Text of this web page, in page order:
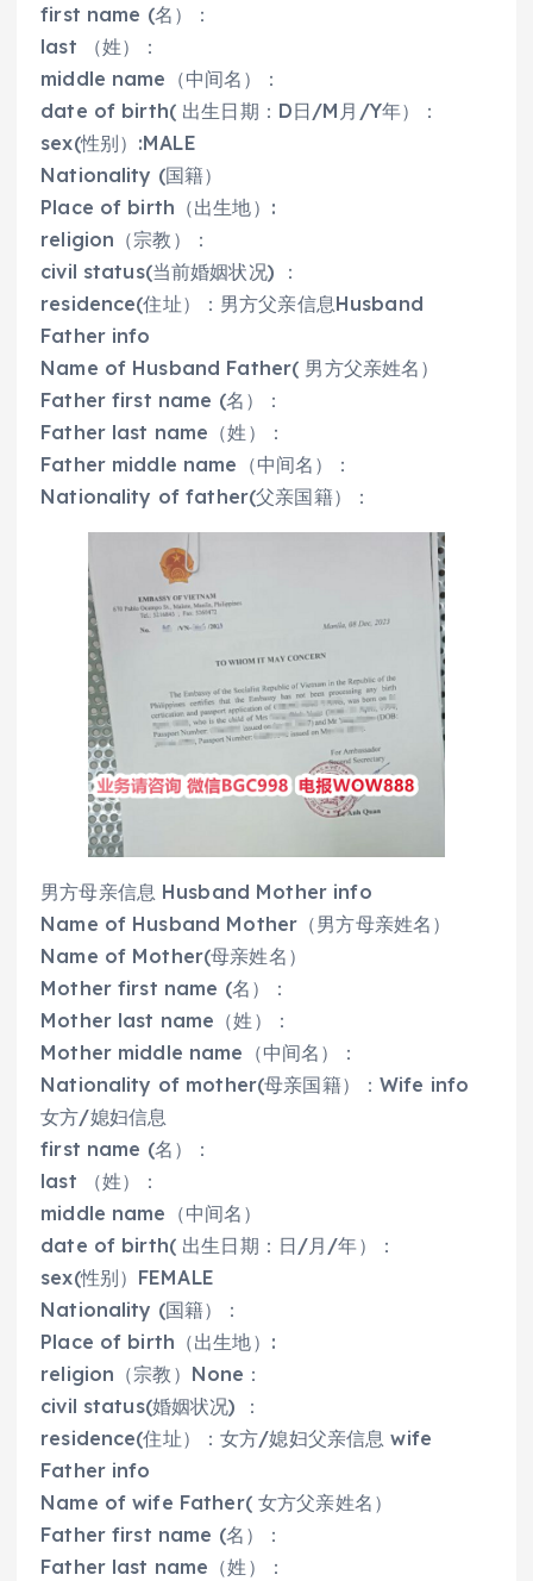
first name (名）：
last （姓）：
middle name（中间名）：
date of birth( 出生日期：D日/M月/Y年）：
sex(性别）:MALE
Nationality (国籍）
Place of birth（出生地）:
religion（宗教）：
civil status(当前婚姻状况) ：
residence(住址）：男方父亲信息Husband
Father info
Name of Husband Father( 男方父亲姓名）
Father first name (名）：
Father last name（姓）：
Father middle name（中间名）：
Nationality of father(父亲国籍）：
男方母亲信息 Husband Mother info
Name of Husband Mother（男方母亲姓名）
Name of Mother(母亲姓名）
Mother first name (名）：
Mother last name（姓）：
Mother middle name（中间名）：
Nationality of mother(母亲国籍）：Wife info
女方/媳妇信息
first name (名）：
last （姓）：
middle name（中间名）
date of birth( 出生日期：日/月/年）：
sex(性别）FEMALE
Nationality (国籍）：
Place of birth（出生地）:
religion（宗教）None：
civil status(婚姻状况) ：
residence(住址）：女方/媳妇父亲信息 wife
Father info
Name of wife Father( 女方父亲姓名）
Father first name (名）：
Father last name（姓）：